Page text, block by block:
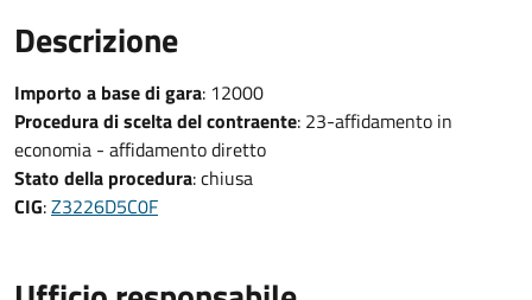
Descrizione
Importo a base di gara: 12000
Procedura di scelta del contraente: 23-affidamento in
economia - affidamento diretto
Stato della procedura: chiusa
CIG:Z3226D5C0F